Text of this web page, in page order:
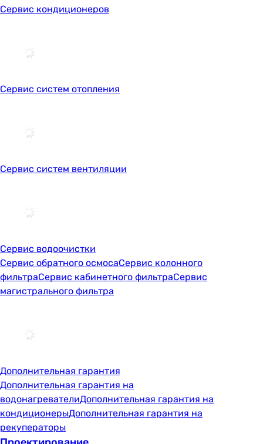
Сервис кондиционеров
Сервис систем отопления
Сервис систем вентиляции
Сервис водоочистки
Сервис обратного осмосаСервис колонного
фильтраСервис кабинетного фильтраСервис
магистрального фильтра
Дополнительная гарантия
Дополнительная гарантия на
водонагревателиДополнительная гарантия на
кондиционерыДополнительная гарантия на
рекуператоры